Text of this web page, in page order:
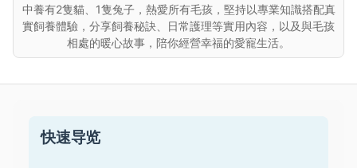
中養有2隻貓、1隻兔子，熱愛所有毛孩，堅持以專業知識搭配真
實飼養體驗，分享飼養秘訣、日常護理等實用內容，以及與毛孩
相處的暖心故事，陪你經營幸福的愛寵生活。
快速导览